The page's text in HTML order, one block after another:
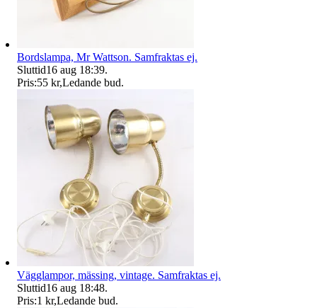
Bordslampa, Mr Wattson. Samfraktas ej.
Sluttid16 aug 18:39.
Pris:55 kr,Ledande bud.
Vägglampor, mässing, vintage. Samfraktas ej.
Sluttid16 aug 18:48.
Pris:1 kr,Ledande bud.